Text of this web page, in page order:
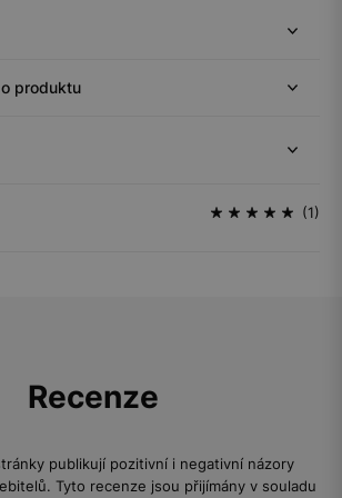
produktu
(1)
Recenze
publikují pozitivní i negativní názory
Tyto recenze jsou přijímány v souladu